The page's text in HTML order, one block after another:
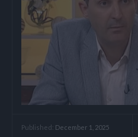
Published: December 1, 2025